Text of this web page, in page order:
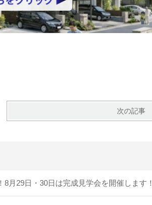
次の記事
月29日・30日は完成見学会を開催します！